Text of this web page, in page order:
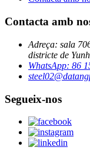
Contacta amb
Adreça: sala
districte de
WhatsApp: 86
Segueix-nos